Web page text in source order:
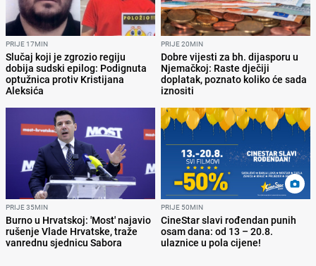
PRIJE 17MIN
Slučaj koji je zgrozio regiju
dobija sudski epilog: Podignuta
optužnica protiv Kristijana
Aleksića
PRIJE 20MIN
Dobre vijesti za bh. dijasporu u
Njemačkoj: Raste dječiji
doplatak, poznato koliko će sada
iznositi
PRIJE 35MIN
Burno u Hrvatskoj: 'Most' najavio
rušenje Vlade Hrvatske, traže
vanrednu sjednicu Sabora
PRIJE 50MIN
CineStar slavi rođendan punih
osam dana: od 13 – 20.8.
ulaznice u pola cijene!